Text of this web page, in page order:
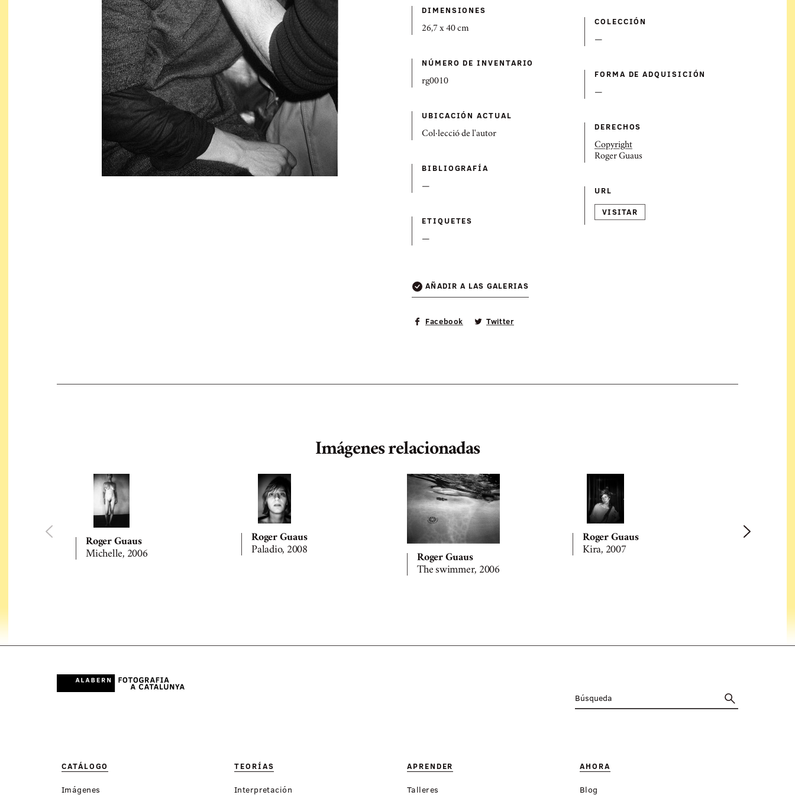
DIMENSIONES
26,7 x 40 cm
COLECCIÓN
—
NÚMERO DE INVENTARIO
rg0010
FORMA DE ADQUISICIÓN
—
UBICACIÓN ACTUAL
Col·lecció de l'autor
DERECHOS
Copyright
Roger Guaus
BIBLIOGRAFÍ­A
—
URL
VISITAR
ETIQUETES
—
AÑADIR A LAS GALERIAS
Facebook Twitter
Imágenes relacionadas
Roger Guaus
Michelle, 2006
Roger Guaus
Paladio, 2008
Roger Guaus
The swimmer, 2006
Roger Guaus
Kira, 2007
CATÁLOGO
Imágenes
TEORÍAS
Interpretación
APRENDER
Talleres
AHORA
Blog